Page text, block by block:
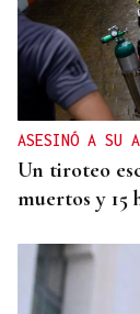
ASESINÓ A SU
Un tiroteo
muertos y 15